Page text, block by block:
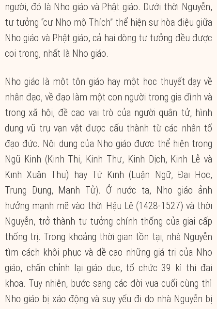
người, đó là Nho giáo và Phật giáo. Dưới thời Nguyễn,
tư tưởng “cư Nho mộ Thích” thể hiện sự hòa điệu giữa
Nho giáo và Phật giáo, cả hai dòng tư tưởng đều được
coi trọng, nhất là Nho giáo.
Nho giáo là một tôn giáo hay một học thuyết dạy về
nhân đạo, về đạo làm một con người trong gia đình và
trong xã hội, đề cao vai trò của người quân tử, hình
dung vũ trụ vạn vật được cấu thành từ các nhân tố
đạo đức. Nội dung của Nho giáo được thể hiện trong
Ngũ Kinh (Kinh Thi, Kinh Thư, Kinh Dịch, Kinh Lễ và
Kinh Xuân Thu) hay Tứ Kinh (Luận Ngữ, Đại Học,
Trung Dung, Mạnh Tử). Ở nước ta, Nho giáo ảnh
hưởng mạnh mẽ vào thời Hậu Lê (1428-1527) và thời
Nguyễn, trở thành tư tưởng chính thống của giai cấp
thống trị. Trong khoảng thời gian tồn tại, nhà Nguyễn
tìm cách khôi phục và đề cao những giá trị của Nho
giáo, chấn chỉnh lại giáo dục, tổ chức 39 kì thi đại
khoa. Tuy nhiên, bước sang các đời vua cuối cùng thì
Nho giáo bị xáo động và suy yếu đi do nhà Nguyễn bị